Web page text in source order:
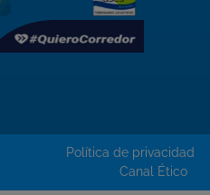
Política de privacidad
Canal Ético